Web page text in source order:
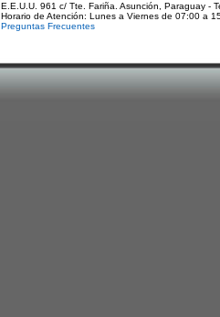
E.E.U.U. 961 c/ Tte. Fariña. Asunción, Paraguay -
Horario de Atención: Lunes a Viernes de 07:00 a
Preguntas Frecuentes